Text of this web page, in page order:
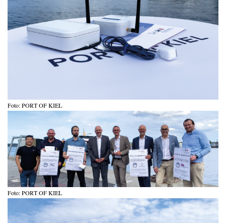
Foto: PORT OF KIEL
Foto: PORT OF KIEL